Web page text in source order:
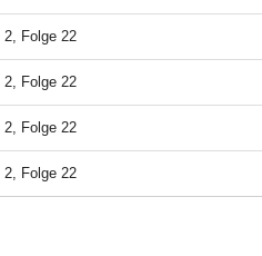
2, Folge 22
2, Folge 22
2, Folge 22
2, Folge 22